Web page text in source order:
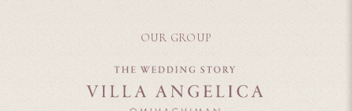
OUR GROUP